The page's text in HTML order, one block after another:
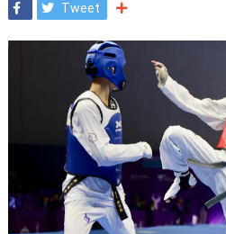
Tweet